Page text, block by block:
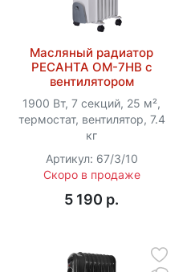
Масляный радиатор
РЕСАНТА ОМ-7НВ с
вентилятором
1900 Вт, 7 секций, 25 м²,
термостат, вентилятор, 7.4
кг
Артикул: 67/3/10
Скоро в продаже
5 190 p.